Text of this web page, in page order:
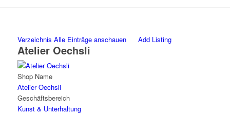
Verzeichnis Alle Einträge anschauen Add Listing
Atelier Oechsli
Shop Name
Atelier Oechsli
Geschäftsbereich
Kunst & Unterhaltung